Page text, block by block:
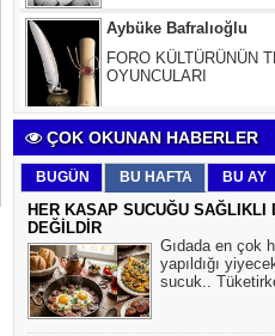
Aybüke Bafralıoğlu
FORO KÜLTÜRÜNÜN
OYUNCULARI
TURİZM VE EĞİTİM
Mr.Hiko...
KORKU VE ŞÜPHE
DÜŞMANLARINIZDIR...
ÇOK OKUNAN HABERLER
BUGÜN BU HAFTA BU AY
HER KASAP SUCUĞU SAĞLIKLI
DEĞİLDİR
Gıdada en çok
yapıldığı
sucuk..